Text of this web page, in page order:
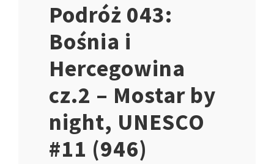
Podróż 043:
Bośnia i
Hercegowina
cz.2 – Mostar by
night, UNESCO
#11 (946)